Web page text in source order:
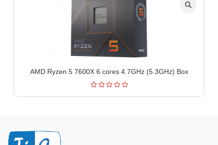
AMD Ryzen 5 7600X 6 cores 4.7GHz (5.3GHz) Box